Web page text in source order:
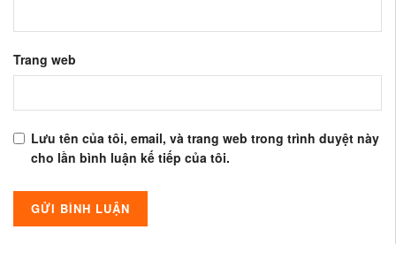
Trang web
Lưu tên của tôi, email, và trang web trong trình duyệt này
cho lần bình luận kế tiếp của tôi.